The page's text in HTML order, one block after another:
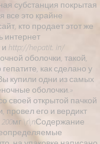
субстанция покрытая
все это крайне
кто продает этот же
интернет
и http://hepatit. in/
оболочки, такой,
как сделано у
купили одни из самых
оболочки.»
своей открытой пачкой
провел его и вердикт
\r\nСодержание